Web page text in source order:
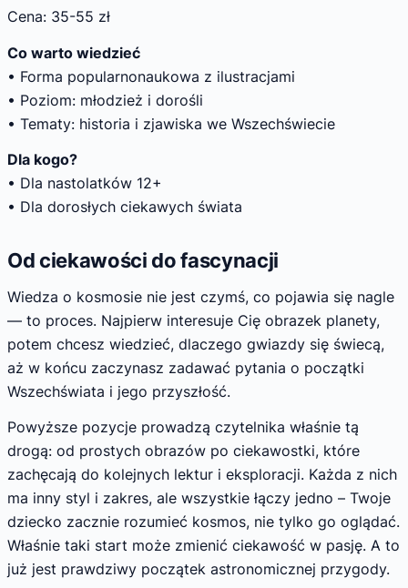
Cena: 35-55 zł
Co warto wiedzieć
• Forma popularnonaukowa z ilustracjami
• Poziom: młodzież i dorośli
• Tematy: historia i zjawiska we Wszechświecie
Dla kogo?
• Dla nastolatków 12+
• Dla dorosłych ciekawych świata
Od ciekawości do fascynacji
Wiedza o kosmosie nie jest czymś, co pojawia się nagle
— to proces. Najpierw interesuje Cię obrazek planety,
potem chcesz wiedzieć, dlaczego gwiazdy się świecą,
aż w końcu zaczynasz zadawać pytania o początki
Wszechświata i jego przyszłość.
Powyższe pozycje prowadzą czytelnika właśnie tą
drogą: od prostych obrazów po ciekawostki, które
zachęcają do kolejnych lektur i eksploracji. Każda z nich
ma inny styl i zakres, ale wszystkie łączy jedno – Twoje
dziecko zacznie rozumieć kosmos, nie tylko go oglądać.
Właśnie taki start może zmienić ciekawość w pasję. A to
już jest prawdziwy początek astronomicznej przygody.